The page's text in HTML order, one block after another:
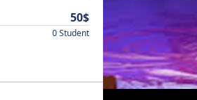
50$
0 Student